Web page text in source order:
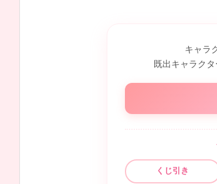
キャラ
既出キャラク
くじ引き